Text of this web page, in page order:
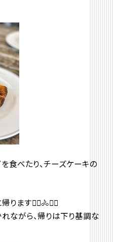
食べたり、チーズケーキの
ります🚴‍♂️🚴🚴‍♀️
ながら、帰りは下り基調な